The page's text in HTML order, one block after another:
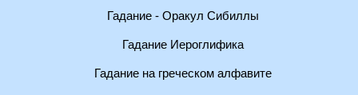
Гадание - Оракул Сибиллы
Гадание Иероглифика
Гадание на греческом алфавите